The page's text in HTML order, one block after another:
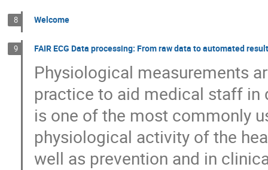
8 Welcome
9 FAIR ECG Data processing: From raw data to automated
Physiological measurements
practice to aid medical staff in
is one of the most commonly
physiological activity of the
well as prevention and in